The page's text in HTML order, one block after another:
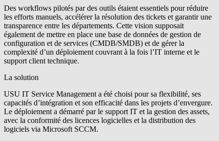
Des workflows pilotés par des outils étaient essentiels pour réduire
les efforts manuels, accélérer la résolution des tickets et garantir une
transparence entre les départements. Cette vision supposait
également de mettre en place une base de données de gestion de
configuration et de services (CMDB/SMDB) et de gérer la
complexité d’un déploiement couvrant à la fois l’IT interne et le
support client technique.
La solution
USU IT Service Management a été choisi pour sa flexibilité, ses
capacités d’intégration et son efficacité dans les projets d’envergure.
Le déploiement a démarré par le support IT et la gestion des assets,
avec la conformité des licences logicielles et la distribution des
logiciels via Microsoft SCCM.